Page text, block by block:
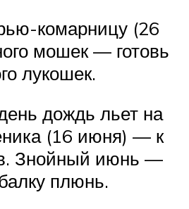
комарницу (26
мошек — готовь
лукошек.
дождь льет на
(16 июня) — к
Знойный июнь —
плюнь.